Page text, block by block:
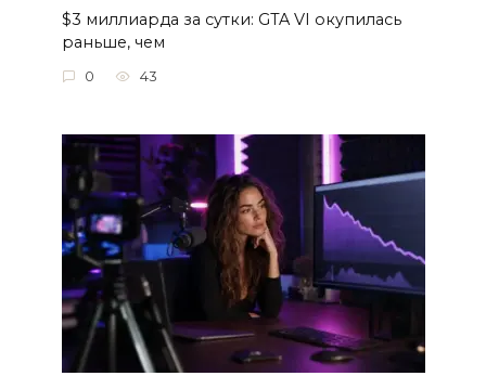
$3 миллиарда за сутки: GTA VI окупилась
раньше, чем
0 43